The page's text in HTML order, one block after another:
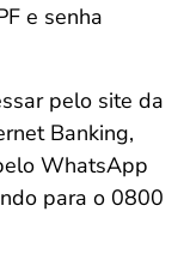
e senha
pelo site da
Banking,
WhatsApp
para o 0800